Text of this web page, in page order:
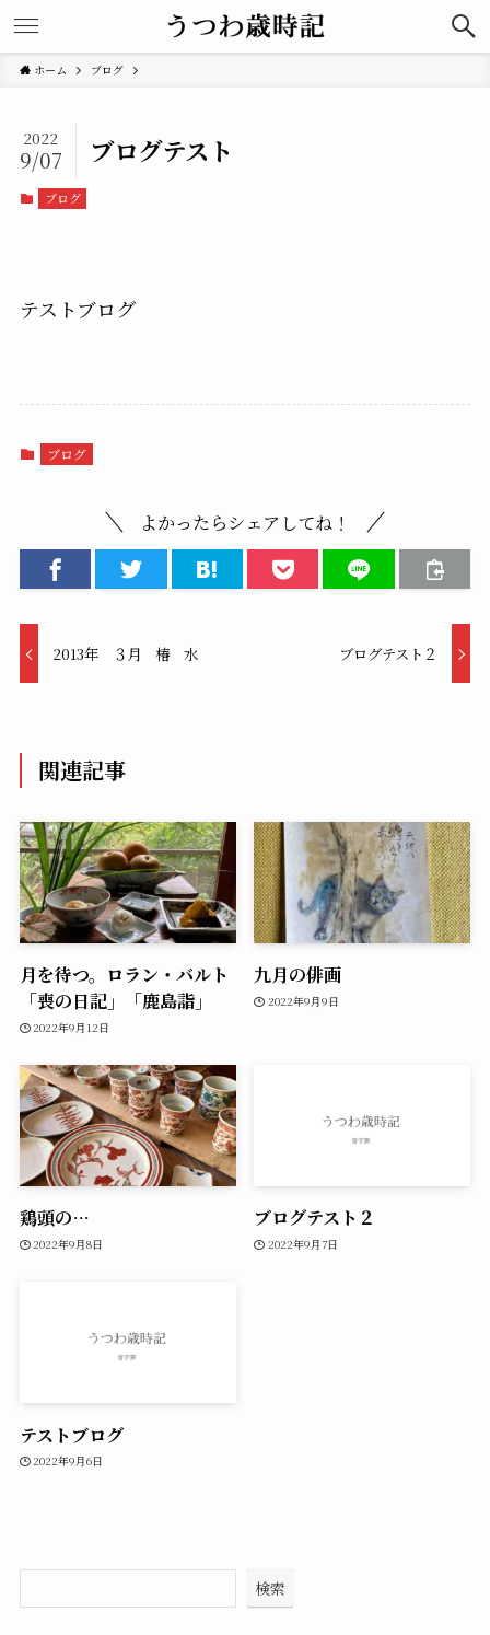
ホーム ブログ
ブログテスト
2022
9/07
ブログ
テストブログ
ブログ
よかったらシェアしてね！
2013年 ３月 椿 水 ブログテスト２
関連記事
月を待つ。ロラン・バルト
「喪の日記」「鹿島詣」
2022年9月12日
九月の俳画
2022年9月9日
鶏頭の…
2022年9月8日
ブログテスト２
2022年9月7日
テストブログ
2022年9月6日
検索